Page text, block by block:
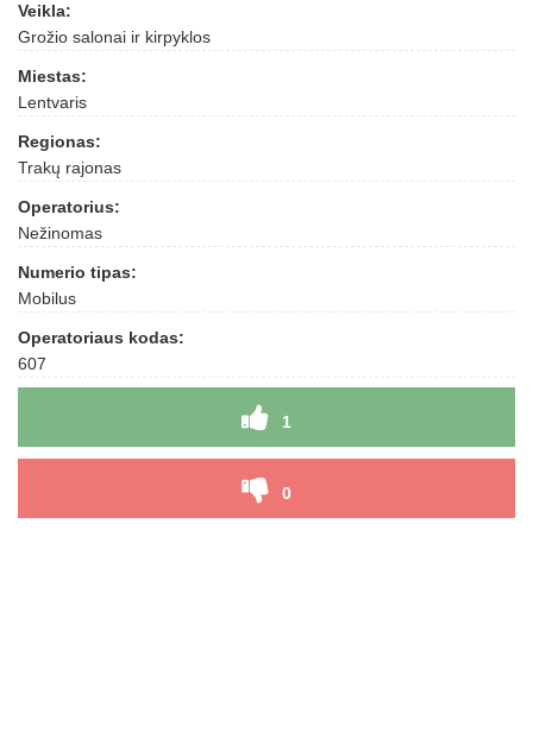
Veikla:
Grožio salonai ir kirpyklos
Miestas:
Lentvaris
Regionas:
Trakų rajonas
Operatorius:
Nežinomas
Numerio tipas:
Mobilus
Operatoriaus kodas:
607
1
0